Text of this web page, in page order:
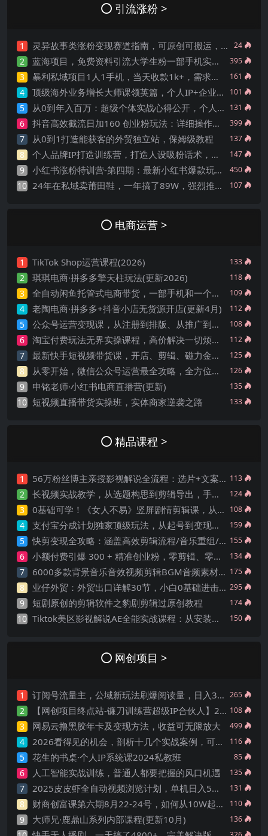
引流涨粉 >
1 灵异故事类涨粉变现赛道指南，可原创可搬运，三天百粉 日产50+ 24
2 蓝海项目，免费资料引流大学生粉一部手机实现日入300 395
3 暴利私域项目1人1手机，当天收款1k+，需求人群占比高，当天就能见到钱 161
4 顶级海外业务增长大师课领英篇，个人IP+企业账号双驱动，帮助打造你的获客阵地 101
5 从0到年入百万：超级个体实战心得公开，个人IP×精准引流×成交系统全拆解 131
6 抖音高效截流日加160 创业粉玩法：详细操作实战演示！ 399
7 从0到1打造能获客的外贸独立站，保姆级教程 137
8 个人品牌IP打造训练营，打造人设吸粉话术，日增精准粉，玩转社群变现技巧 147
9 小红书涨粉特训营-第四期：最新小红书爆款玩法，实操案例分享 450
10 24年在私域卖莆田鞋，一年搞了89W，强烈推荐！ 107
电商运营 >
1 TikTok Shop运营课程(2026) 133
2 琪琪电商·拼多多擎天柱玩法(更新2026) 118
3 全自动闲鱼托管式电商带货，一部手机和一个闲鱼号就可以开干，轻松实现月入五位数 109
4 老陶电商·拼多多+抖音小店无货源开店(更新4月) 112
5 公众号运营变现课，从注册到排版、从推广到互动，掌握全流程，开启个人品牌月入30000+ 108
6 淘宝付费玩法无界实操课程，高价解决一切烦恼，大力出奇迹 112
7 最新快手短视频带货课，开店、剪辑、磁力金牛等 125
8 从零开始，微信公众号运营最全攻略，全方位提升你的新媒体运营能力 126
9 申铭老师·小红书电商直播营(更新) 135
10 短视频直播带货实操班，实体商家逆袭之路 133
精品课程 >
1 56万粉丝博主亲授影视解说全流程：选片+文案+配音+剪辑，零基础也能快速出圈 113
2 长视频实战教学，从选题构思到剪辑导出，手把手教你做出高质感可变现长视频 124
3 0基础可学！《女人不易》竖屏剧情剪辑课，从素材筛选到成片输出，手把手教你驾驭复杂故事 108
4 支付宝分成计划独家顶级玩法，从起号到变现，无需剪辑基础，条条爆款，天天上热门 159
5 快剪变现全攻略：涵盖高效剪辑流程/音乐重组/案例实操，掌握快剪核心技术 155
6 小额付费引爆 300 + 精准创业粉，零剪辑、零复杂起号，话术撬动被动引流，当日实操即见成效 134
7 6000多款背景音乐音效视频剪辑BGM音频素材包合集 175
8 业仔外贸：外贸出口详解30节，小白0基础进击外贸达人 价值666元 295
9 短剧原创的剪辑软件之豹剧剪辑过原创教程 174
10 Tiktok美区影视解说AE全能实战课程：从安装到精通，插件资源全配套，TK影视解说必学 150
网创项目 >
1 订阅号流量主，公域新玩法刷爆阅读量，日入3000 265
2 【网创项目终点站-镰刀训练营超级IP合伙人】25年普通人如何通过“知识付费”年入百个-仅此一版【揭秘】 108
3 网易云撸黑胶年卡及变现方法，收益可无限放大 499
4 2026看得见的机会，剖析十几个实战案例，可直接抄作业，再优化迭代，内容超全，干货满满 116
5 花生的书桌·个人IP系统课2024私教班 85
6 人工智能实战训练，普通人都要把握的风口机遇 135
7 2025皮皮虾全自动视频浏览计划，单机日入5张+新手小白直接开干【揭秘】 131
8 财商创富课第六期8月22-24号，如何从10W起步，一步步实现大目标 110
9 大师兄·鹿鼎山系列内部课程(更新10月) 136